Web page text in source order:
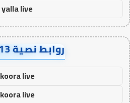
yalla live
روابط نصية AA80513
koora live
koora live